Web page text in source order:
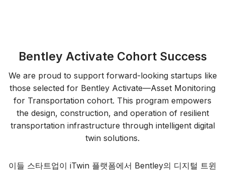
Bentley Activate Cohort Success
We are proud to support forward-looking startups like
those selected for Bentley Activate—Asset Monitoring
for Transportation cohort. This program empowers
the design, construction, and operation of resilient
transportation infrastructure through intelligent digital
twin solutions.
이들 스타트업이 iTwin 플랫폼에서 Bentley의 디지털 트윈